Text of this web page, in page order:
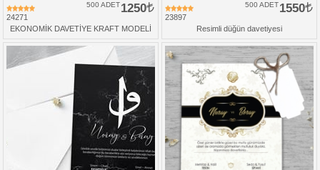
24271
1250
500 ADET
EKONOMİK DAVETİYE KRAFT MODELİ
23897
1550
500 ADET
Resimli düğün davetiyesi